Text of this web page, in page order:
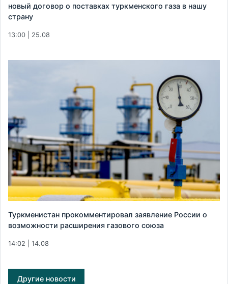
новый договор о поставках туркменского газа в нашу
страну
13:00 | 25.08
Туркменистан прокомментировал заявление России о
возможности расширения газового союза
14:02 | 14.08
Другие новости